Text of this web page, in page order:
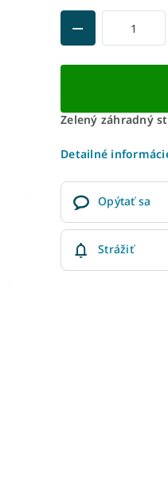
Zelený záhradný
Detailné
Opýtať sa
Strážiť